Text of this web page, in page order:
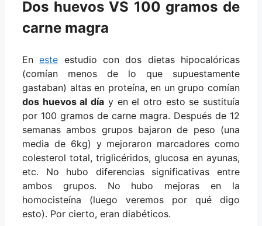
Dos huevos VS 100 gramos de
carne magra
Eneste estudio con dos dietas hipocalóricas
(comían menos de lo que supuestamente
gastaban) altas en proteína, en un grupo comían
dos huevos al día y en el otro esto se sustituía
por 100 gramos de carne magra. Después de 12
semanas ambos grupos bajaron de peso (una
media de 6kg) y mejoraron marcadores como
colesterol total, triglicéridos, glucosa en ayunas,
etc. No hubo diferencias significativas entre
ambos grupos. No hubo mejoras en la
homocisteína (luego veremos por qué digo
esto). Por cierto, eran diabéticos.